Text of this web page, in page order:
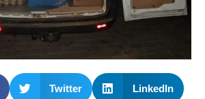
Twitter LinkedIn